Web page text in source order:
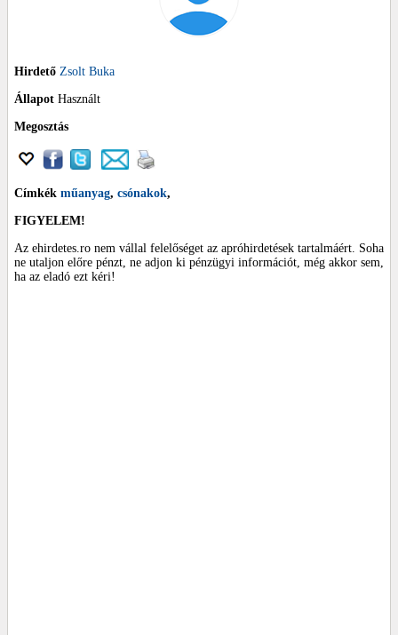
Hirdető Zsolt Buka
Állapot Használt
Megosztás
Címkék műanyag, csónakok,
FIGYELEM!
Az ehirdetes.ro nem vállal felelőséget az apróhirdetések tartalmáért. Soha
ne utaljon előre pénzt, ne adjon ki pénzügyi információt, még akkor sem,
ha az eladó ezt kéri!